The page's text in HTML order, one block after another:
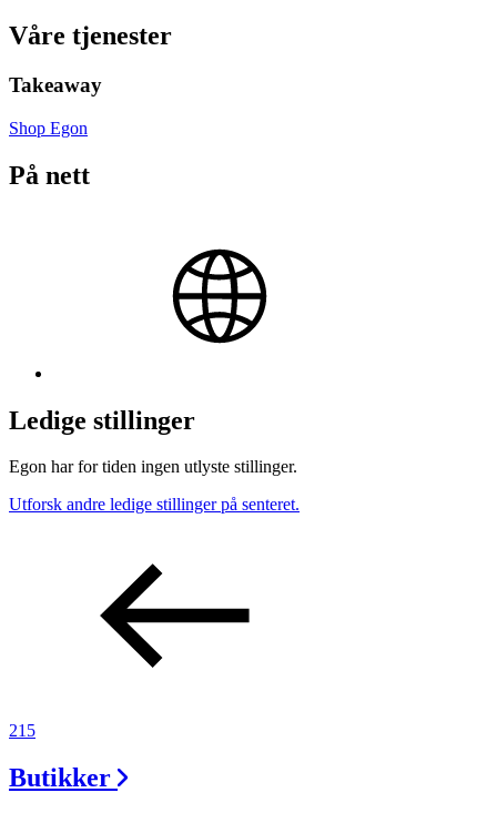
Våre tjenester
Takeaway
Shop Egon
På nett
Ledige stillinger
Egon har for tiden ingen utlyste stillinger.
Utforsk andre ledige stillinger på senteret.
215
Butikker